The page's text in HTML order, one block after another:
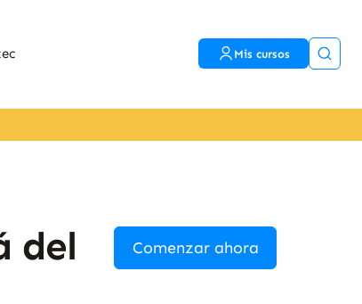
Mis cursos
del
Comenzar ahora